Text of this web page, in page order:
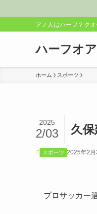
アノ人はハーフ？ク
ハーフオ
ホーム スポーツ
久
2025
2/03
スポーツ 2025年2月
プロサッカー